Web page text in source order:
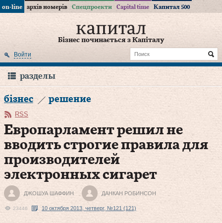
on-line архів номерів Спецпроекти Capital time Капитал 500
Бізнес починається з Капіталу
Войти
разделы
бізнес решение
RSS
Европарламент решил не
вводить строгие правила для
производителей
электронных сигарет
ДЖОШУА ШАФФИН ДАНКАН РОБИНСОН
23446 10 октября 2013, четверг, №121 (121)